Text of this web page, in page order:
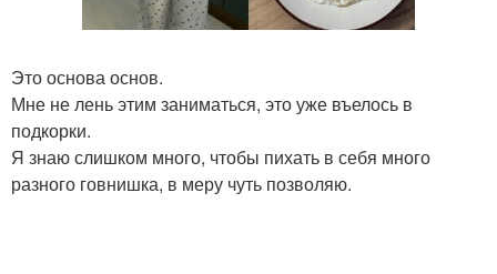
Это основа основ.
Мне не лень этим заниматься, это уже въелось в
подкорки.
Я знаю слишком много, чтобы пихать в себя много
разного говнишка, в меру чуть позволяю.